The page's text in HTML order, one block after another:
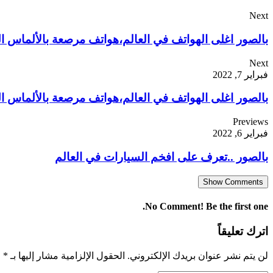
Next
بالصور اغلى الهواتف في العالم،هواتف مرصعة بالألماس
Next
فبراير 7, 2022
بالصور اغلى الهواتف في العالم،هواتف مرصعة بالألماس
Previews
فبراير 6, 2022
بالصور ..تعرف على افخم السيارات في العالم
Show Comments
No Comment! Be the first one.
اترك تعليقاً
لن يتم نشر عنوان بريدك الإلكتروني. الحقول الإلزامية مشار إليها بـ *